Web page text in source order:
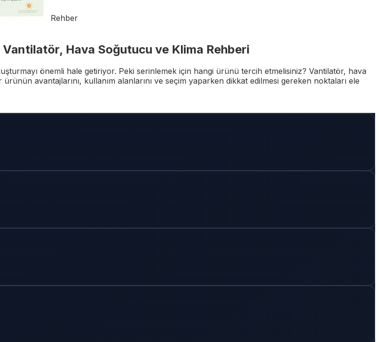
Rehber
Vantilatör, Hava Soğutucu ve Klima Rehberi
önemli hale getiriyor. Peki serinlemek için hangi ürünü tercih etmelisiniz? Vantilatör, hava
avantajlarını, kullanım alanlarını ve seçim yaparken dikkat edilmesi gereken noktaları ele